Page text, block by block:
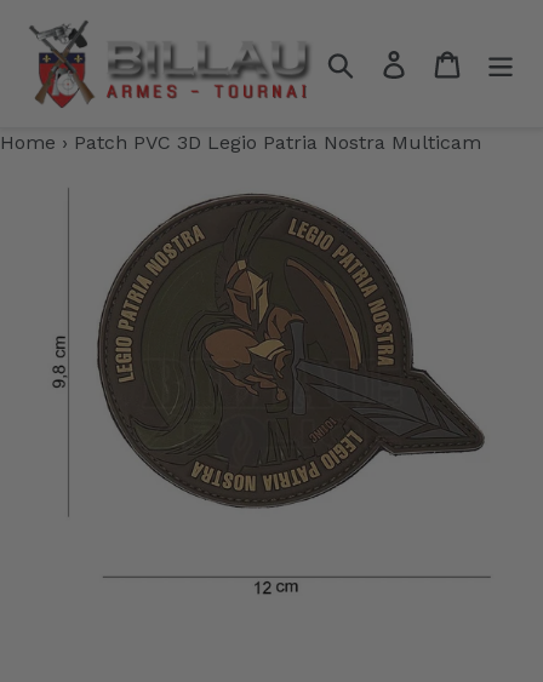
contenu
RechercherSe connecter
Panier
Home › Patch PVC 3D Legio Patria Nostra Multicam